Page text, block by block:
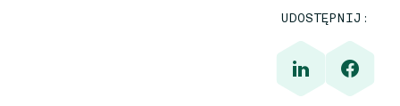
UDOSTĘPNIJ: